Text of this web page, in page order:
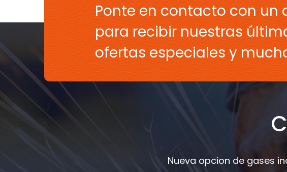
Ponte en contacto con un
para recibir nuestras
ofertas especiales y
Nueva opcion de gases